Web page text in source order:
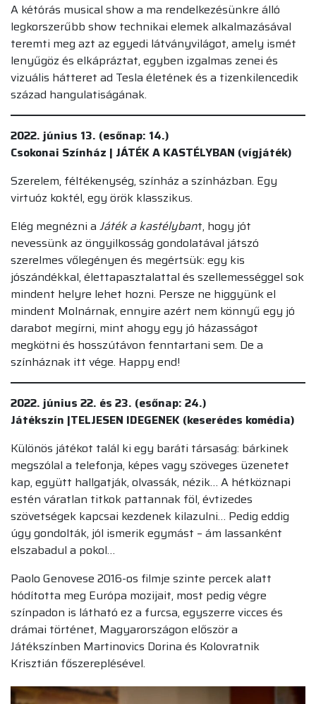
A kétórás musical show a ma rendelkezésünkre álló
legkorszerűbb show technikai elemek alkalmazásával
teremti meg azt az egyedi látványvilágot, amely ismét
lenyűgöz és elkápráztat, egyben izgalmas zenei és
vizuális hátteret ad Tesla életének és a tizenkilencedik
század hangulatiságának.
2022. június 13. (esőnap: 14.)
Csokonai Színház | JÁTÉK A KASTÉLYBAN (vígjáték)
Szerelem, féltékenység, színház a színházban. Egy
virtuóz koktél, egy örök klasszikus.
Elég megnézni a Játék a kastélybant, hogy jót
nevessünk az öngyilkosság gondolatával játszó
szerelmes vőlegényen és megértsük: egy kis
jószándékkal, élettapasztalattal és szellemességgel sok
mindent helyre lehet hozni. Persze ne higgyünk el
mindent Molnárnak, ennyire azért nem könnyű egy jó
darabot megírni, mint ahogy egy jó házasságot
megkötni és hosszútávon fenntartani sem. De a
színháznak itt vége. Happy end!
2022. június 22. és 23. (esőnap: 24.)
Játékszín |TELJESEN IDEGENEK (keserédes komédia)
Különös játékot talál ki egy baráti társaság: bárkinek
megszólal a telefonja, képes vagy szöveges üzenetet
kap, együtt hallgatják, olvassák, nézik… A hétköznapi
estén váratlan titkok pattannak föl, évtizedes
szövetségek kapcsai kezdenek kilazulni… Pedig eddig
úgy gondolták, jól ismerik egymást – ám lassanként
elszabadul a pokol…
Paolo Genovese 2016-os filmje szinte percek alatt
hódította meg Európa mozijait, most pedig végre
színpadon is látható ez a furcsa, egyszerre vicces és
drámai történet, Magyarországon először a
Játékszínben Martinovics Dorina és Kolovratnik
Krisztián főszereplésével.